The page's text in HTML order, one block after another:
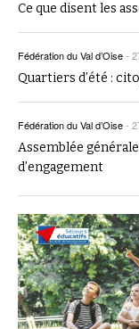
Ce que disent les
Fédération du Val d’Oise-
Quartiers d’été :
Fédération du Val d’Oise-
Assemblée
d’engagement